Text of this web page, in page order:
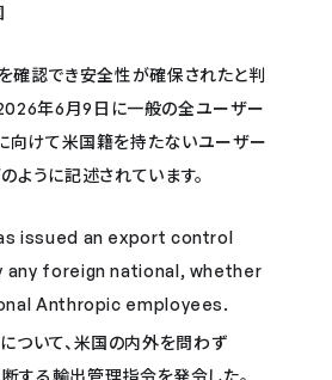
認でき安全性が確保されたと判
年6月9日に一般の全ユーザー
向けて米国籍を持たないユーザー
うに記述されています。
issued an export control
any foreign national, whether
Anthropic employees.
ついて、米国の内外を問わず
する輸出管理指令を発令した。